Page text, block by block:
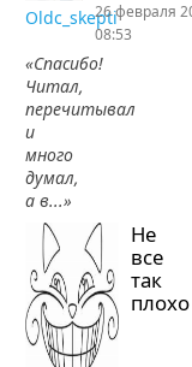
Oldc_skepti
«Спасибо!
Читал,
перечитывал
и
много
думал,
а в...»
26 февраля
08:53
Не
все
так
плохо